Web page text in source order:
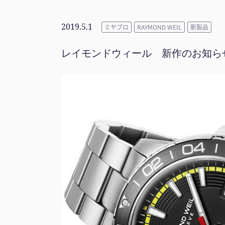
2019.5.1 ミヤブロ RAYMOND WEIL 新製品
レイモンドウィール 新作のお知ら